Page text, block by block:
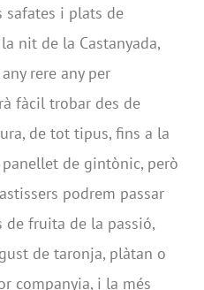
safates i plats de
nit de la Castanyada,
rere any per
fàcil trobar des de
de tot tipus, fins a la
de gintònic, però
podrem passar
de fruita de la passió,
de taronja, plàtan o
companyia, i la més